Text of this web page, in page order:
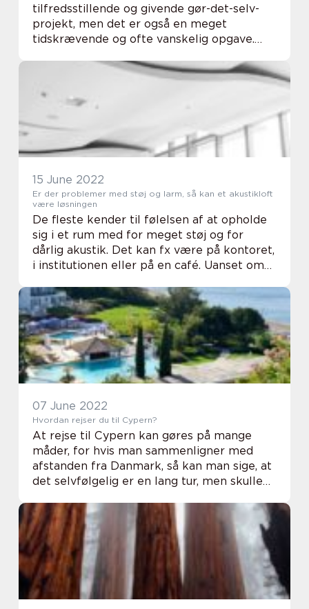
tilfredsstillende og givende gør-det-selv-
projekt, men det er også en meget
tidskrævende og ofte vanskelig opgave.
professionelt malerfirma til at udføre
15 June 2022
Er der problemer med støj og larm, så kan et akustikloft
være løsningen
De fleste kender til følelsen af at opholde
sig i et rum med for meget støj og for
dårlig akustik. Det kan fx være på kontoret,
i institutionen eller på en café. Uanset om
være utroligt forstyrrende med for m...
07 June 2022
Hvordan rejser du til Cypern?
At rejse til Cypern kan gøres på mange
måder, for hvis man sammenligner med
afstanden fra Danmark, så kan man sige, at
det selvfølgelig er en lang tur, men skulle
sammenligning, så er det jo ikke en lang tur.
Det mest a...